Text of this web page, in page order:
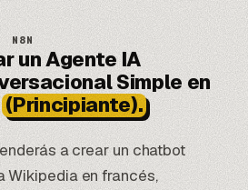
N8N
un Agente IA
Simple en
(Principiante).
a crear un chatbot
Wikipedia en francés,